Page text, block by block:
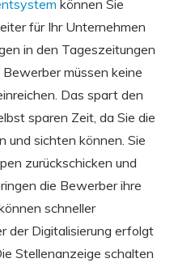
können Sie
für Ihr Unternehmen
in den Tageszeitungen
müssen keine
Das spart den
sparen Zeit, da Sie die
und sichten können. Sie
zurückschicken und
die Bewerber ihre
schneller
der Digitalisierung erfolgt
Stellenanzeige schalten